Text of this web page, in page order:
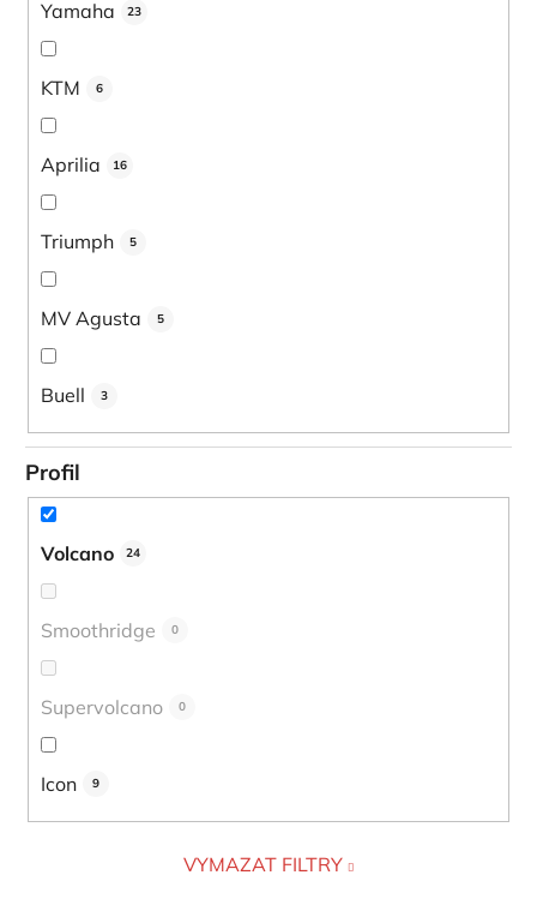
Yamaha 23
KTM 6
Aprilia 16
Triumph 5
MV Agusta 5
Buell 3
Profil
Volcano 24
Smoothridge 0
Supervolcano 0
Icon 9
VYMAZAT FILTRY